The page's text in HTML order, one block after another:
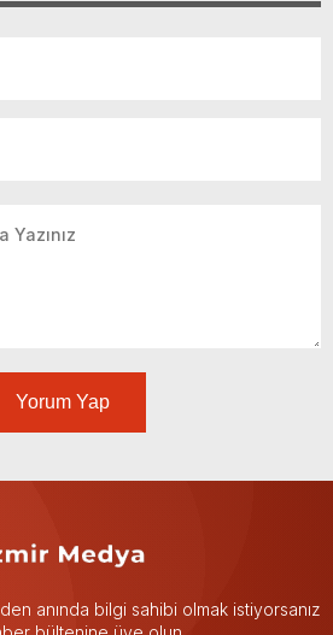
Yorum Yap
anında bilgi sahibi olmak istiyorsanız